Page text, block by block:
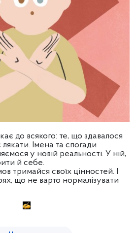
до всякого: те, що здавалося
Імена та спогади
у новій реальності. У ній,
й себе.
тримайся своїх цінностей. І
що не варто нормалізувати